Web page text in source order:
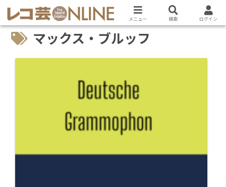
マックス・ブルッフ
メニュー 検索 ログイン